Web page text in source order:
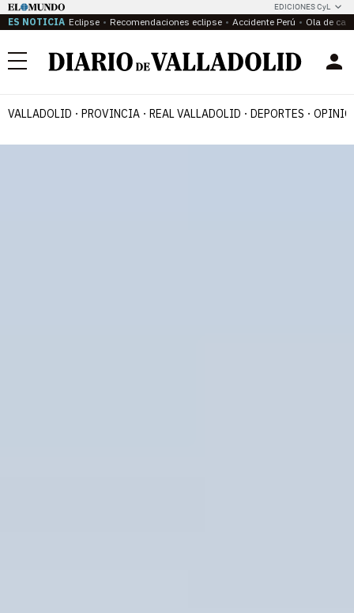
EDICIONES CyL
ES NOTICIA Eclipse Recomendaciones eclipse Accidente Perú Ola de
Menú
VALLADOLID PROVINCIA REAL VALLADOLID DEPORTES